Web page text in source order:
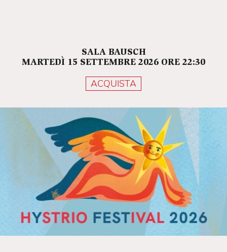
SALA BAUSCH
MARTEDÌ 15 SETTEMBRE 2026 ORE 22:30
ACQUISTA